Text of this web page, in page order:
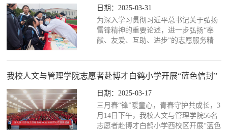
领导、师生代表参会。周兰姝教授以“国
家社会科学基金与国家自然科学基金申
报异同”为主题，从选题策略、申报书撰
写、团队协作及经费管理四大维度展开
愿活动
日期：2025-03-31
为深入学习贯彻习近平总书记关于弘扬
雷锋精神的重要论述，进一步弘扬“奉
献、友爱、互助、进步”的志愿服务精
心，处处可为”的良好氛围，我校口腔志
愿者协会深入大、中、小学校园，掀起
爱心热潮。在南雅中学、金鹰小学和本
校校园，普及口腔健康知识，传递关
爱，以实际行动弘扬新时代雷锋精神。
南雅中学：义诊义卖，守护健康成长3
月17日，口腔志愿者协会携手我校第一
我校人文与管理学院志愿者赴博才白鹤小学开展“蓝色信封”
志愿服务活动
日期：2025-03-17
三月春“锋”暖童心，青春守护共成长，3
月14日下午，我校人文与管理学院56名
志愿者赴博才白鹤小学西校区开展“蓝色